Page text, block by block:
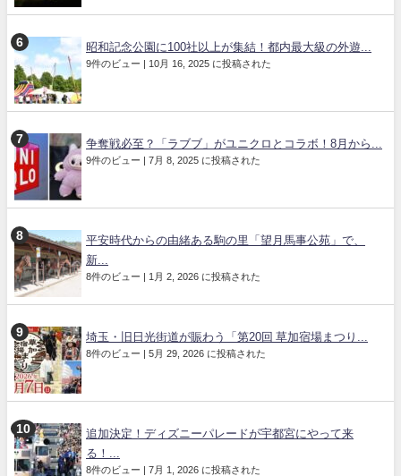
昭和記念公園に100社以上が集結！都内最大級の外遊...
9件のビュー | 10月 16, 2025 に投稿された
争奪戦必至？「ラブブ」がユニクロとコラボ！8月から...
9件のビュー | 7月 8, 2025 に投稿された
平安時代からの由緒ある駒の里「望月馬事公苑」で、
新...
8件のビュー | 1月 2, 2026 に投稿された
埼玉・旧日光街道が賑わう「第20回 草加宿場まつり...
8件のビュー | 5月 29, 2026 に投稿された
追加決定！ディズニーパレードが宇都宮にやって来
る！...
8件のビュー | 7月 1, 2026 に投稿された